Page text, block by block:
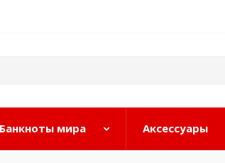
Банкноты мира Аксессуары